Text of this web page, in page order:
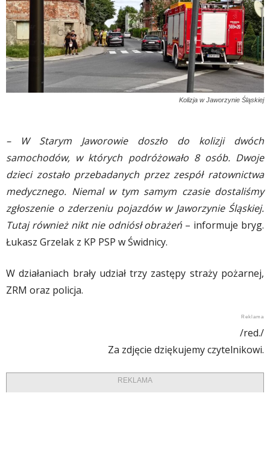
Kolizja w Jaworzynie Śląskiej
– W Starym Jaworowie doszło do kolizji dwóch
samochodów, w których podróżowało 8 osób. Dwoje
dzieci zostało przebadanych przez zespół ratownictwa
medycznego. Niemal w tym samym czasie dostaliśmy
zgłoszenie o zderzeniu pojazdów w Jaworzynie Śląskiej.
Tutaj również nikt nie odniósł obrażeń – informuje bryg.
Łukasz Grzelak z KP PSP w Świdnicy.
W działaniach brały udział trzy zastępy straży pożarnej,
ZRM oraz policja.
/red./
Za zdjęcie dziękujemy czytelnikowi.
REKLAMA